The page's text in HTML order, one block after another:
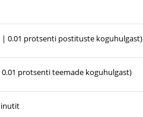
| 0.01 protsenti postituste koguhulgast)
protsenti teemade koguhulgast)